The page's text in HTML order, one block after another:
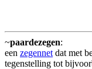
~paardezegen:
een zegennet dat met
tegenstelling tot